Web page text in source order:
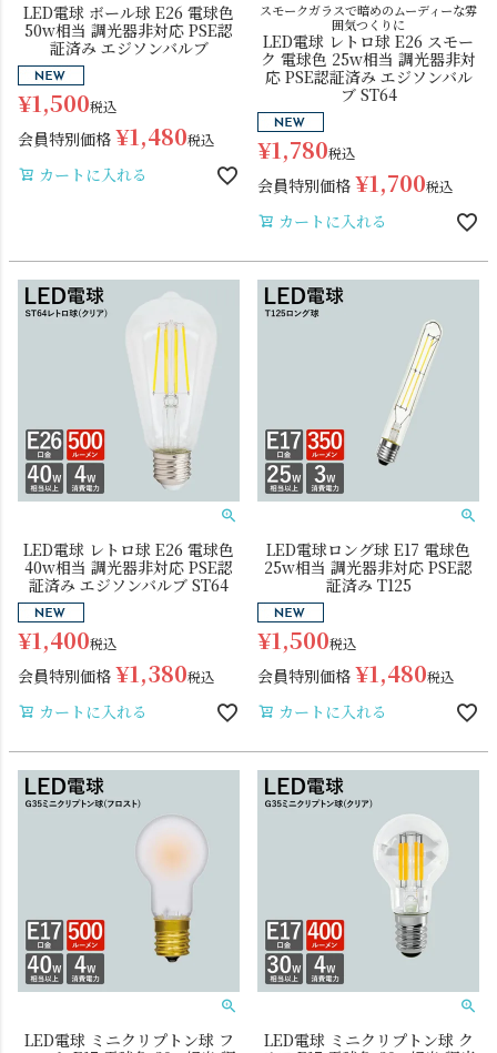
LED電球 ボール球 E26 電球色
50w相当 調光器非対応 PSE認
証済み エジソンバルブ
¥1,500税込
会員特別価格 ¥1,480税込
カートに入れる
スモークガラスで暗めのムーディーな雰
囲気つくりに
LED電球 レトロ球 E26 スモー
ク 電球色 25w相当 調光器非対
応 PSE認証済み エジソンバル
ブ ST64
¥1,780税込
会員特別価格 ¥1,700税込
カートに入れる
LED電球 レトロ球 E26 電球色
40w相当 調光器非対応 PSE認
証済み エジソンバルブ ST64
¥1,400税込
会員特別価格 ¥1,380税込
カートに入れる
LED電球ロング球 E17 電球色
25w相当 調光器非対応 PSE認
証済み T125
¥1,500税込
会員特別価格 ¥1,480税込
カートに入れる
LED電球 ミニクリプトン球 フ
LED電球 ミニクリプトン球 ク